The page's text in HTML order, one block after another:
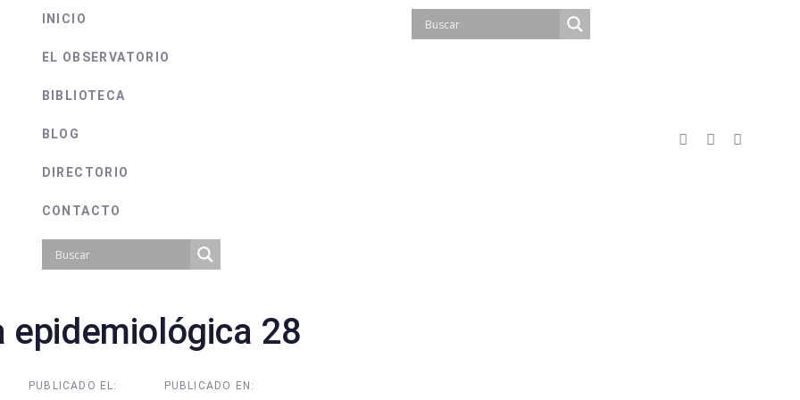
INICIO
EL OBSERVATORIO
BIBLIOTECA
BLOG
DIRECTORIO
CONTACTO
epidemiológica 28
PUBLICADO EL: PUBLICADO EN: